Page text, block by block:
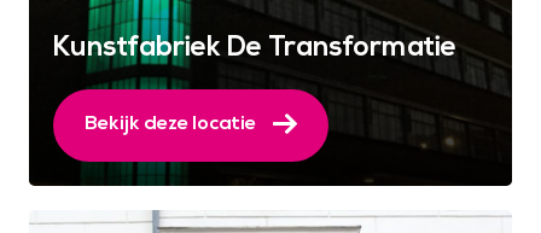
Kunstfabriek De Transformatie
Bekijk deze locatie